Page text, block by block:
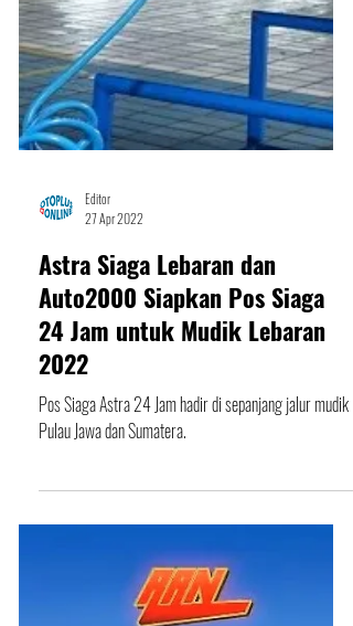
Editor
27 Apr 2022
Astra Siaga Lebaran dan
24 Jam untuk Mudik Lebaran
2022
Pos Siaga Astra 24 Jam hadir di sepanjang jalur mudik
Pulau Jawa dan Sumatera.